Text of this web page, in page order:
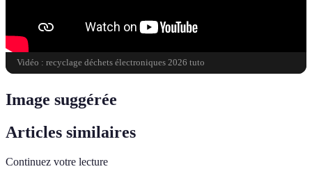
Vidéo : recyclage déchets électroniques 2026 tuto
Image suggérée
Articles similaires
Continuez votre lecture